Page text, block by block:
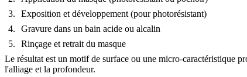
Exposition et développement(pour photorésistant)
Gravure dans un bain acide ou alcalin
Rinçage et retrait du masque
Le résultat est un motif de surface ou une micro-caractéristique
l'alliage et la profondeur.